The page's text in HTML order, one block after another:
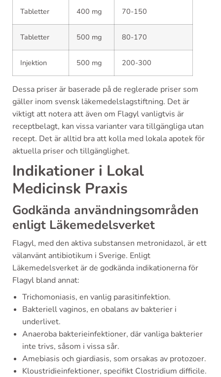
Tabletter 400 mg 70-150
Tabletter 500 mg 80-170
Injektion 500 mg 200-300
Dessa priser är baserade på de reglerade priser som
gäller inom svensk läkemedelslagstiftning. Det är
viktigt att notera att även om Flagyl vanligtvis är
receptbelagt, kan vissa varianter vara tillgängliga utan
recept. Det är alltid bra att kolla med lokala apotek för
aktuella priser och tillgänglighet.
Indikationer i Lokal
Medicinsk Praxis
Godkända användningsområden
enligt Läkemedelsverket
Flagyl, med den aktiva substansen metronidazol, är ett
välanvänt antibiotikum i Sverige. Enligt
Läkemedelsverket är de godkända indikationerna för
Flagyl bland annat:
Trichomoniasis, en vanlig parasitinfektion.
Bakteriell vaginos, en obalans av bakterier i
underlivet.
Anaeroba bakterieinfektioner, där vanliga bakterier
inte trivs, såsom i vissa sår.
Amebiasis och giardiasis, som orsakas av protozoer.
Kloustridieinfektioner, specifikt Clostridium difficile.